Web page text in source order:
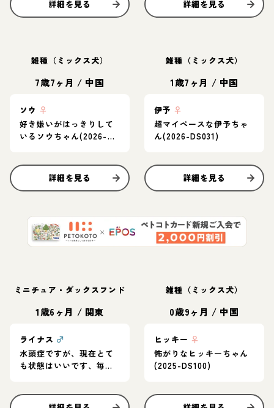
詳細を見る 詳細を見る
雑種（ミックス犬）
7歳7ヶ月 / 中国
ソウ ♀
好き嫌いがはっきりして
いるソウちゃん(2026-
詳細を見る
雑種（ミックス犬）
1歳7ヶ月 / 中国
伊予 ♀
超マイペースな伊予ちゃ
ん(2026-DS031)
詳細を見る
ミニチュア・ダックスフンド
1歳6ヶ月 / 関東
ライナス ♂
水頭症ですが、現在とて
も状態はいいです、毎日
雑種（ミックス犬）
0歳9ヶ月 / 中国
ヒッキー ♀
怖がりなヒッキーちゃん
(2025-DS100)